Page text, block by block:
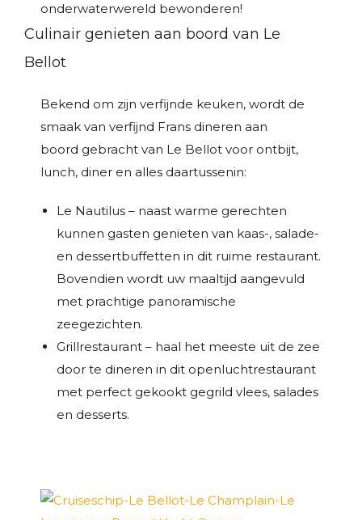
onderwaterwereld bewonderen!
Culinair genieten aan boord van Le
Bellot
Bekend om zijn verfijnde keuken, wordt de
smaak van verfijnd Frans dineren aan
boord gebracht van Le Bellot voor ontbijt,
lunch, diner en alles daartussenin:
Le Nautilus – naast warme gerechten
kunnen gasten genieten van kaas-, salade-
en dessertbuffetten in dit ruime restaurant.
Bovendien wordt uw maaltijd aangevuld
met prachtige panoramische
zeegezichten.
Grillrestaurant – haal het meeste uit de zee
door te dineren in dit openluchtrestaurant
met perfect gekookt gegrild vlees, salades
en desserts.